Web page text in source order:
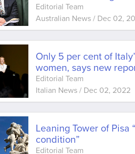
Editorial Team
Australian News / Dec 02,
Only 5 per cent of
women, says new
Editorial Team
Italian News / Dec 02, 2022
Leaning Tower of Pisa
condition”
Editorial Team